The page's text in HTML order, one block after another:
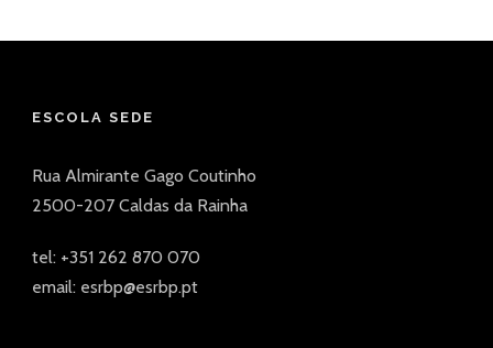
ESCOLA SEDE
Rua Almirante Gago Coutinho
2500-207 Caldas da Rainha
tel: +351 262 870 070
email: esrbp@esrbp.pt